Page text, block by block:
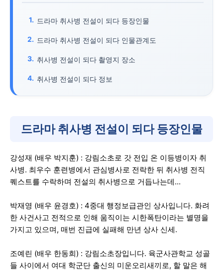
드라마 취사병 전설이 되다 등장인물
드라마 취사병 전설이 되다 인물관계도
취사병 전설이 되다 촬영지 장소
취사병 전설이 되다 정보
드라마 취사병 전설이 되다 등장인물
강성재 (배우 박지훈) : 강림소초로 갓 전입 온 이등병이자 취
사병. 최우수 훈련병에서 관심병사로 전락한 뒤 취사병 전직
퀘스트를 수락하며 전설의 취사병으로 거듭나는데...
박재영 (배우 윤경호) : 4중대 행정보급관인 상사입니다. 화려
한 사건사고 전적으로 인해 움직이는 시한폭탄이라는 별명을
가지고 있으며, 매번 진급에 실패해 만년 상사 신세.
조예린 (배우 한동희) : 강림소초장입니다. 육군사관학교 성골
들 사이에서 여대 학군단 출신의 미운오리새끼로, 할 말은 해